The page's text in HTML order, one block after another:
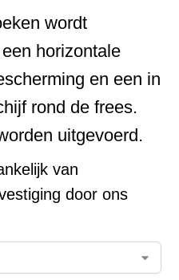
wordt
horizontale
en een in
rond de frees.
uitgevoerd.
van
door ons